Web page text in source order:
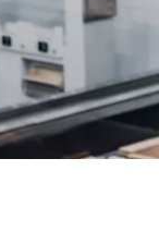
Português
Deutsch
Italiano